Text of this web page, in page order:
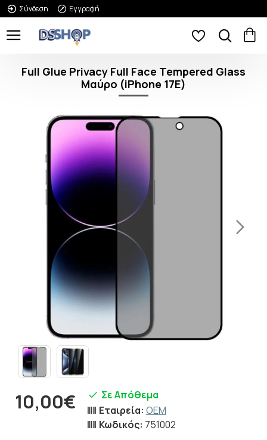
Σύνδεση Εγγραφή
Full Glue Privacy Full Face Tempered Glass
Μαύρο (iPhone 17E)
10,00€
Σε Απόθεμα
Εταιρεία: OEM
Κωδικός: 751002